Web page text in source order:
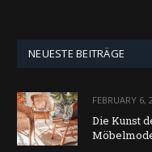
NEUESTE BEITRÄGE
FEBRUARY 6,
Die Kunst